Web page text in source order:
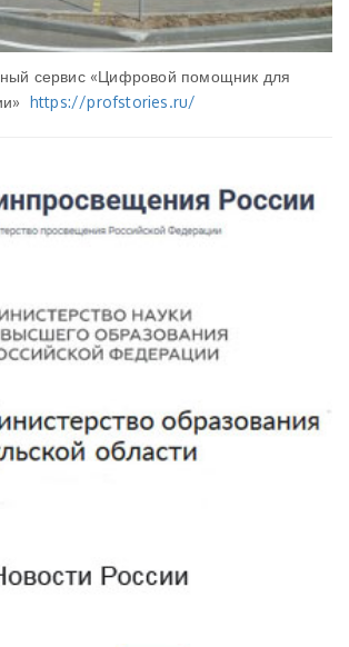
сервис «Цифровой помощник для
https://profstories.ru/